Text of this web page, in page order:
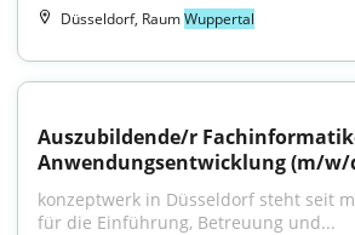
Düsseldorf, RaumWuppertal
Auszubildende/r
Anwendungsentwicklung (m/w/
konzeptwerk in Düsseldorf steht seit
für die Einführung, Betreuung und...